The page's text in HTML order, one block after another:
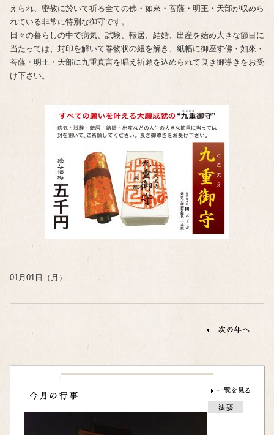
えられ、密教に於いて祈る全ての佛・如來・菩薩・明王・天部が収めら
れている非常に特別な御守です。
日々の暮らしの中で病気、試験、転居、結婚、出産を始め大きな節目に
当たっては、封印を解いて巻物状の紐を解き、紙幅に御座す佛・如來・
菩薩・明王・天部に九重真言を唱え祈願を込められて良き御導きをお受
け下さい。
01月01日（月）